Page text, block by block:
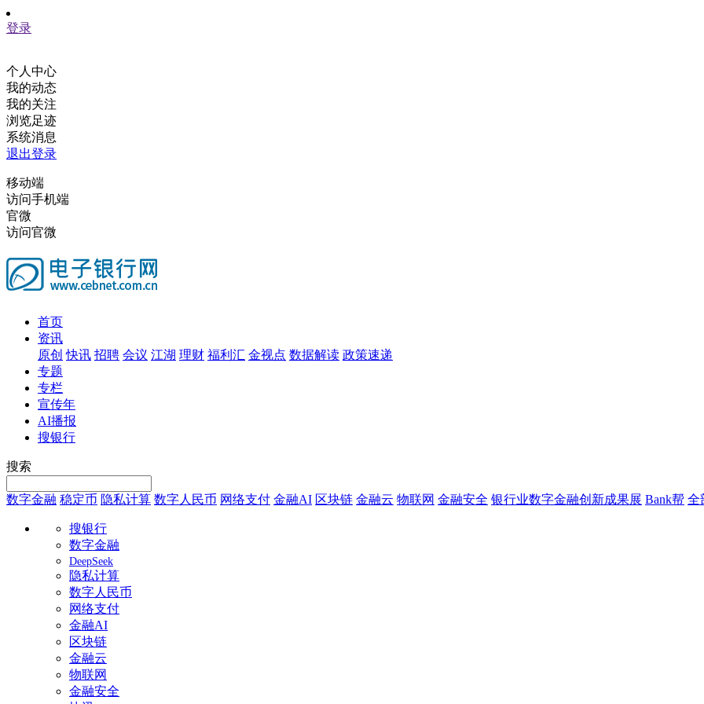
登录
个人中心
我的动态
我的关注
浏览足迹
系统消息
退出登录
移动端
访问手机端
官微
访问官微
首页
资讯
原创 快讯 招聘 会议 江湖 理财 福利汇 金视点 数据解读 政策速递
专题
专栏
宣传年
AI播报
搜银行
搜索
数字金融 稳定币 隐私计算 数字人民币 网络支付 金融AI 区块链 金融云 物联网 金融安全 银行业数字金融创新成果展 Bank帮 全
搜银行
数字金融
DeepSeek
隐私计算
数字人民币
网络支付
金融AI
区块链
金融云
物联网
金融安全